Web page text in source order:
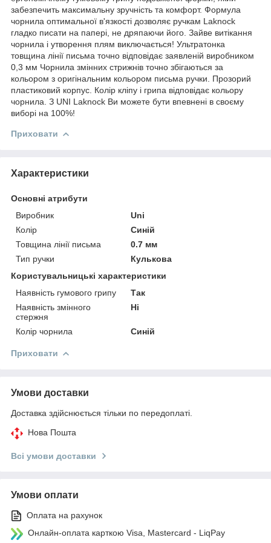
забезпечить максимальну зручність та комфорт. Формула
чорнила оптимальної в'язкості дозволяє ручкам Laknock
гладко писати на папері, не дряпаючи його. Зайве витікання
чорнила і утворення плям виключається! Ультратонка
товщина лінії письма точно відповідає заявленій виробником
0,3 мм Чорнила змінних стрижнів точно збігаються за
кольором з оригінальним кольором письма ручки. Прозорий
пластиковий корпус. Колір кліпу і грипа відповідає кольору
чорнила. З UNI Laknock Ви можете бути впевнені в своєму
виборі на 100%!
Приховати
Характеристики
Основні атрибути
Виробник
Uni
Колір
Синій
Товщина лінії письма
0.7 мм
Тип ручки
Кулькова
Користувальницькі характеристики
Наявність гумового грипу
Так
Наявність змінного
стержня
Ні
Колір чорнила Синій
Приховати
Умови доставки
Доставка здійснюється тільки по передоплаті.
Нова Пошта
Всі умови доставки
Умови оплати
Оплата на рахунок
Онлайн-оплата карткою Visa, Mastercard - LiqPay